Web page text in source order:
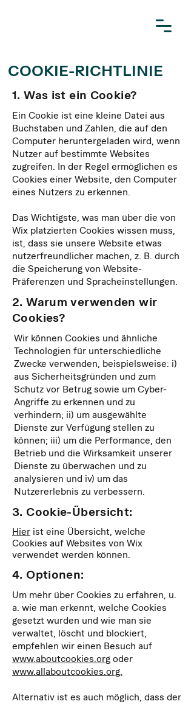
COOKIE-RICHTLINIE
1. Was ist ein Cookie?
Ein Cookie ist eine kleine Datei aus
Buchstaben und Zahlen, die auf den
Computer heruntergeladen wird, wenn
Nutzer auf bestimmte Websites
zugreifen. In der Regel ermöglichen es
Cookies einer Website, den Computer
eines Nutzers zu erkennen.
Das Wichtigste, was man über die von
Wix platzierten Cookies wissen muss,
ist, dass sie unsere Website etwas
nutzerfreundlicher machen, z. B. durch
die Speicherung von Website-
Präferenzen und Spracheinstellungen.
2. Warum verwenden wir
Cookies?
Wir können Cookies und ähnliche
Technologien für unterschiedliche
Zwecke verwenden, beispielsweise: i)
aus Sicherheitsgründen und zum
Schutz vor Betrug sowie um Cyber-
Angriffe zu erkennen und zu
verhindern; ii) um ausgewählte
Dienste zur Verfügung stellen zu
können; iii) um die Performance, den
Betrieb und die Wirksamkeit unserer
Dienste zu überwachen und zu
analysieren und iv) um das
Nutzererlebnis zu verbessern.
3. Cookie-Übersicht:
Hier ist eine Übersicht, welche
Cookies auf Websites von Wix
verwendet werden können.
4. Optionen:
Um mehr über Cookies zu erfahren, u.
a. wie man erkennt, welche Cookies
gesetzt wurden und wie man sie
verwaltet, löscht und blockiert,
empfehlen wir einen Besuch auf
www.aboutcookies.org oder
www.allaboutcookies.org.
Alternativ ist es auch möglich, dass der